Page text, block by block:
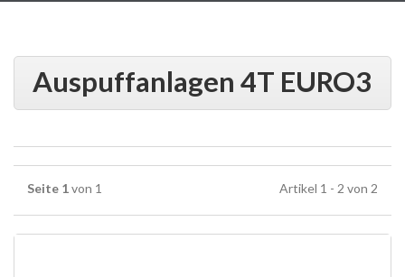
Auspuffanlagen 4T EURO3
Seite 1von 1 Artikel 1 - 2 von 2